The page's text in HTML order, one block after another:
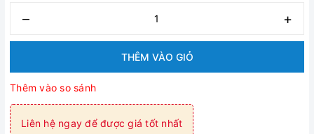
– +
THÊM VÀO GIỎ
Thêm vào so sánh
Liên hệ ngay để được giá tốt nhất